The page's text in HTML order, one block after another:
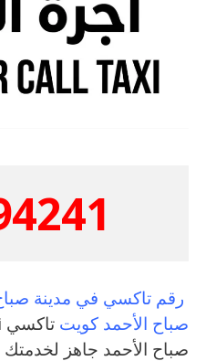
رقم تاكسي في مدينة
صباح الأحمد كويت
صباح الأحمد جاهز